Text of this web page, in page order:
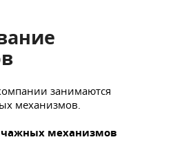
занимаются
механизмов.
механизмов